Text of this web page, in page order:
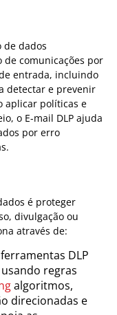
de dados
comunicações por
entrada, incluindo
detectar e prevenir
aplicar políticas e
o E-mail DLP ajuda
por erro
é proteger
divulgação ou
através de:
DLP
regras
algoritmos,
direcionadas e